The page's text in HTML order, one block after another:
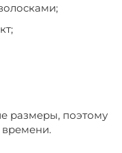
размеры, поэтому